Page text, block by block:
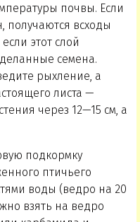
почвы. Если
получаются всходы
этот слой
семена.
рыхление, а
листа —
через 12—15 см, а
подкормку
птичьего
воды (ведро на 20
взять на ведро